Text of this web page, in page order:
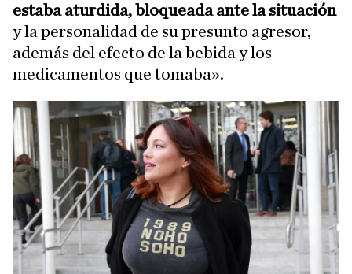
estaba aturdida, bloqueada ante la situación
y la personalidad de su presunto agresor,
además del efecto de la bebida y los
medicamentos que tomaba».